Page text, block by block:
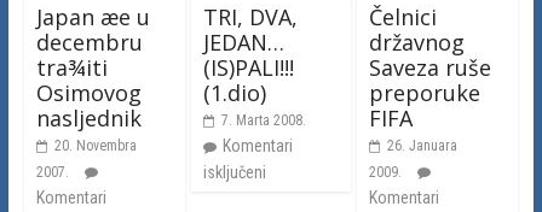
Japan æe u
decembru
tra¾iti
Osimovog
nasljednik
20. Novembra
2007.
Komentari
TRI, DVA,
JEDAN…
(IS)PALI!!!
(1.dio)
7. Marta 2008.
Komentari
isključeni
Čelnici
državnog
Saveza ruše
preporuke
FIFA
26. Januara
2009.
Komentari